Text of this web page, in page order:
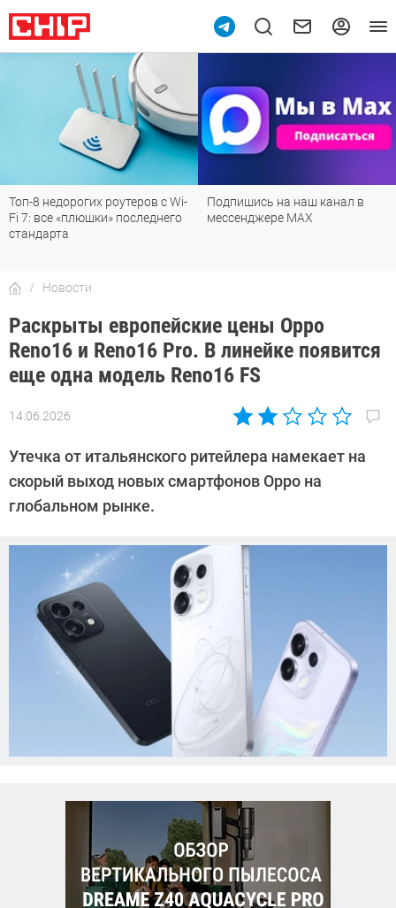
Топ-8 недорогих роутеров с Wi-
Fi 7: все «плюшки» последнего
стандарта
Подпишись на наш канал в
мессенджере МАХ
Новости
Раскрыты европейские цены Oppo
Reno16 и Reno16 Pro. В линейке появится
еще одна модель Reno16 FS
14.06.2026
Автор:
Довлатова
Утечка от итальянского ритейлера намекает на
скорый выход новых смартфонов Oppo на
глобальном рынке.